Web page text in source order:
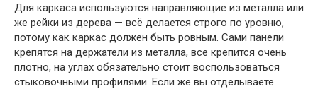
Для каркаса используются направляющие из металла или
же рейки из дерева — всё делается строго по уровню,
потому как каркас должен быть ровным. Сами панели
крепятся на держатели из металла, все крепится очень
плотно, на углах обязательно стоит воспользоваться
стыковочными профилями. Если же вы отделываете